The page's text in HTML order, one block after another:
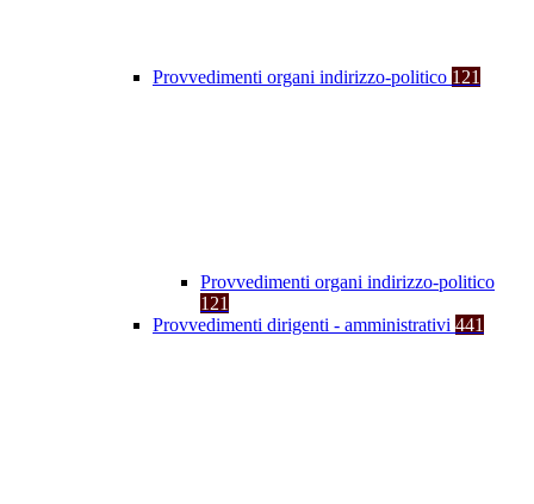
Provvedimenti organi indirizzo-politico 121
Provvedimenti organi indirizzo-politico
121
Provvedimenti dirigenti - amministrativi 441